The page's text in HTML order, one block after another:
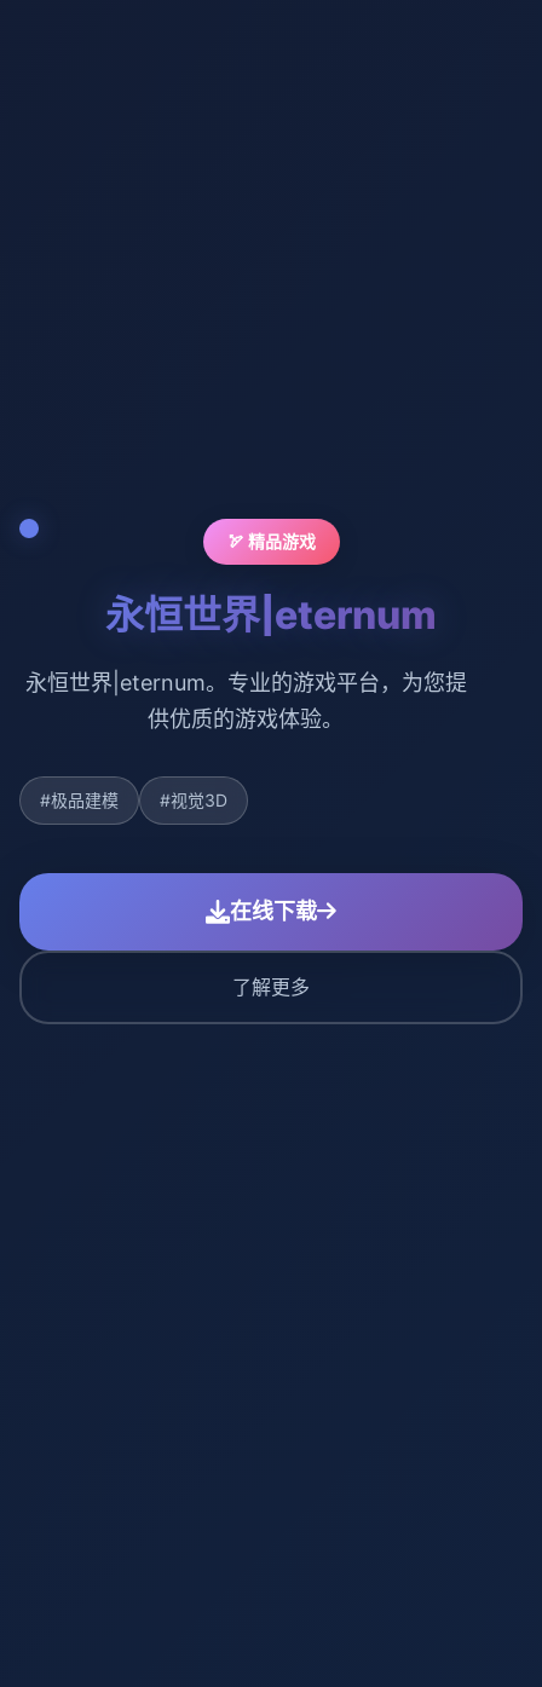
🏹 精品游戏
永恒世界|eternum
永恒世界|eternum。专业的游戏平台，为您提
供优质的游戏体验。
#极品建模 #视觉3D
在线下载
了解更多